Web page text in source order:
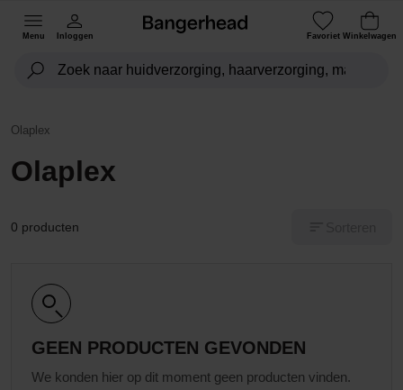
Menu Inloggen Favoriet Winkelwagen
Olaplex
Olaplex
0 producten
GEEN PRODUCTEN GEVONDEN
We konden hier op dit moment geen producten vinden.